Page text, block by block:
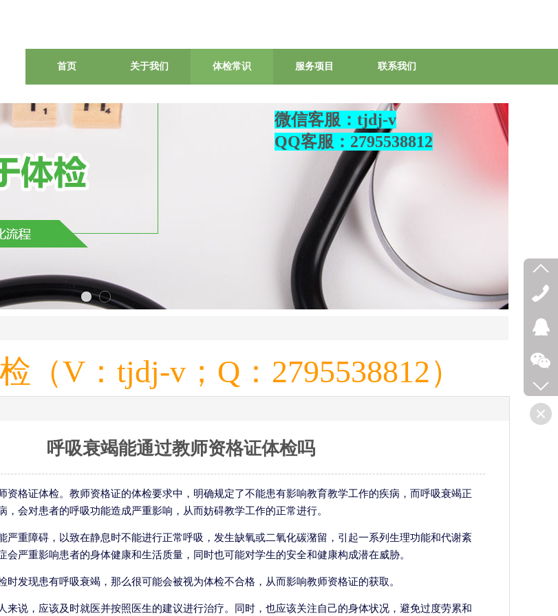
微信客服：tjdj-v
QQ客服：2795538812
首页 关于我们 体检常识 服务项目 联系我们
（V：tjdj-v；Q：2795538812）
呼吸衰竭能通过教师资格证体检吗
资格证体检。教师资格证的体检要求中，明确规定了不能患有影响教育教学工作的疾病，而呼吸衰竭正
，会对患者的呼吸功能造成严重影响，从而妨碍教学工作的正常进行。
严重障碍，以致在静息时不能进行正常呼吸，发生缺氧或二氧化碳潴留，引起一系列生理功能和代谢紊
会严重影响患者的身体健康和生活质量，同时也可能对学生的安全和健康构成潜在威胁。
时发现患有呼吸衰竭，那么很可能会被视为体检不合格，从而影响教师资格证的获取。
来说，应该及时就医并按照医生的建议进行治疗。同时，也应该关注自己的身体状况，避免过度劳累和